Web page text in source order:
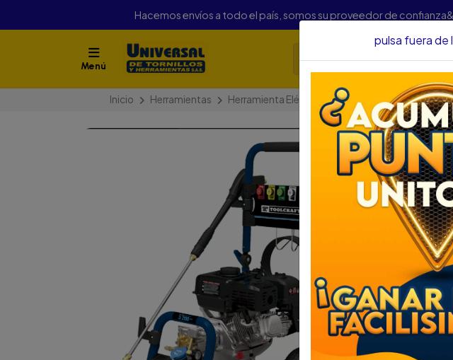
Hacemos envíos a todo el país, somos su proveedor de
Menú
Inicio Herramientas Herramienta Eléctrica Hidrolavadoras
pulsa fuera de